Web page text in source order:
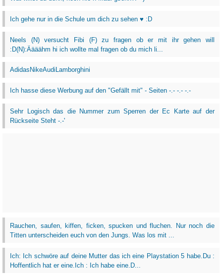
Ich gehe nur in die Schule um dich zu sehen ♥ :D
Neels (N) versucht Fibi (F) zu fragen ob er mit ihr gehen will
:D(N):Äääähm hi ich wollte mal fragen ob du mich li...
AdidasNikeAudiLamborghini
Ich hasse diese Werbung auf den "Gefällt mit" - Seiten -.- -.- -.-
Sehr Logisch das die Nummer zum Sperren der Ec Karte auf der
Rückseite Steht -.-'
Rauchen, saufen, kiffen, ficken, spucken und fluchen. Nur noch die
Titten unterscheiden euch von den Jungs. Was los mit ...
Ich: Ich schwöre auf deine Mutter das ich eine Playstation 5 habe.Du :
Hoffentlich hat er eine.Ich : Ich habe eine.D...